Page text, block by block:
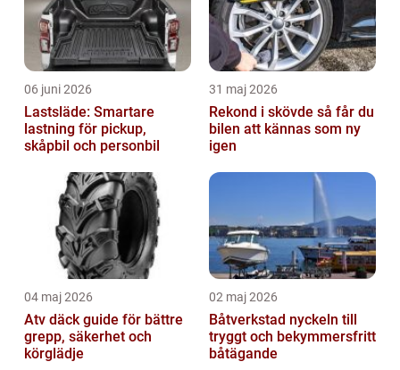
06 juni 2026
Lastsläde: Smartare
lastning för pickup,
skåpbil och personbil
31 maj 2026
Rekond i skövde så får du
bilen att kännas som ny
igen
04 maj 2026
Atv däck guide för bättre
grepp, säkerhet och
körglädje
02 maj 2026
Båtverkstad nyckeln till
tryggt och bekymmersfritt
båtägande